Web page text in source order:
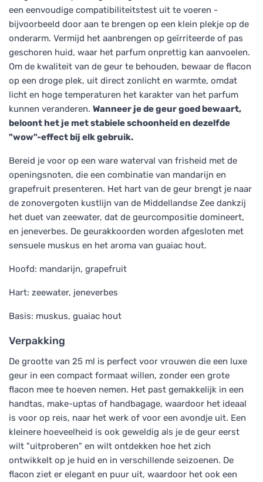
een eenvoudige compatibiliteitstest uit te voeren -
bijvoorbeeld door aan te brengen op een klein plekje op de
onderarm. Vermijd het aanbrengen op geïrriteerde of pas
geschoren huid, waar het parfum onprettig kan aanvoelen.
Om de kwaliteit van de geur te behouden, bewaar de flacon
op een droge plek, uit direct zonlicht en warmte, omdat
licht en hoge temperaturen het karakter van het parfum
kunnen veranderen. Wanneer je de geur goed bewaart,
beloont het je met stabiele schoonheid en dezelfde
"wow"-effect bij elk gebruik.
Bereid je voor op een ware waterval van frisheid met de
openingsnoten, die een combinatie van mandarijn en
grapefruit presenteren. Het hart van de geur brengt je naar
de zonovergoten kustlijn van de Middellandse Zee dankzij
het duet van zeewater, dat de geurcompositie domineert,
en jeneverbes. De geurakkoorden worden afgesloten met
sensuele muskus en het aroma van guaiac hout.
Hoofd: mandarijn, grapefruit
Hart: zeewater, jeneverbes
Basis: muskus, guaiac hout
Verpakking
De grootte van 25 ml is perfect voor vrouwen die een luxe
geur in een compact formaat willen, zonder een grote
flacon mee te hoeven nemen. Het past gemakkelijk in een
handtas, make-uptas of handbagage, waardoor het ideaal
is voor op reis, naar het werk of voor een avondje uit. Een
kleinere hoeveelheid is ook geweldig als je de geur eerst
wilt "uitproberen" en wilt ontdekken hoe het zich
ontwikkelt op je huid en in verschillende seizoenen. De
flacon ziet er elegant en puur uit, waardoor het ook een